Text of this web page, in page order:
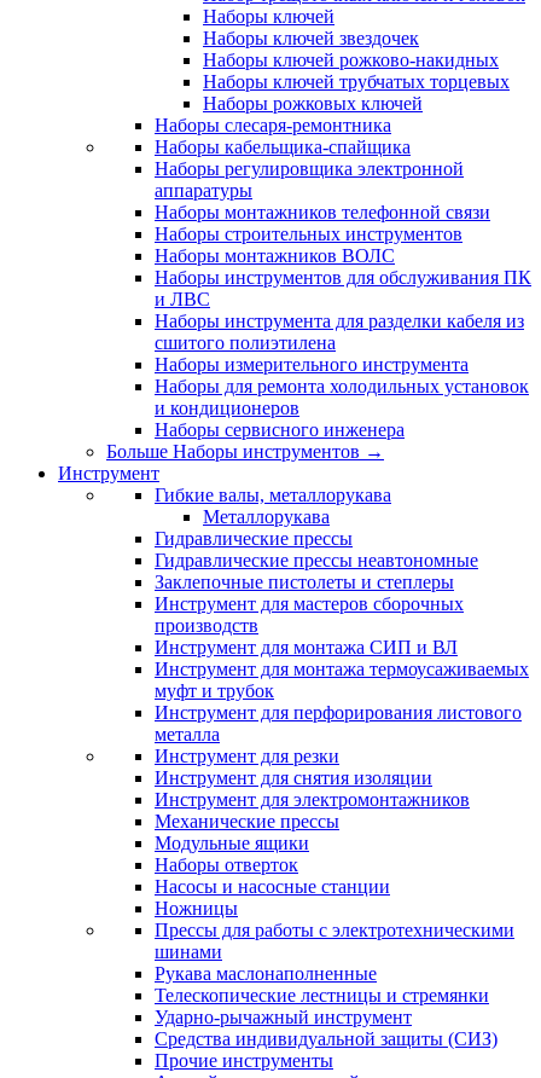
Наборы ключей
Наборы ключей звездочек
Наборы ключей рожково-накидных
Наборы ключей трубчатых торцевых
Наборы рожковых ключей
Наборы слесаря-ремонтника
Наборы кабельщика-спайщика
Наборы регулировщика электронной
аппаратуры
Наборы монтажников телефонной связи
Наборы строительных инструментов
Наборы монтажников ВОЛС
Наборы инструментов для обслуживания ПК
и ЛВС
Наборы инструмента для разделки кабеля из
сшитого полиэтилена
Наборы измерительного инструмента
Наборы для ремонта холодильных установок
и кондиционеров
Наборы сервисного инженера
Больше Наборы инструментов →
Инструмент
Гибкие валы, металлорукава
Металлорукава
Гидравлические прессы
Гидравлические прессы неавтономные
Заклепочные пистолеты и степлеры
Инструмент для мастеров сборочных
производств
Инструмент для монтажа СИП и ВЛ
Инструмент для монтажа термоусаживаемых
муфт и трубок
Инструмент для перфорирования листового
металла
Инструмент для резки
Инструмент для снятия изоляции
Инструмент для электромонтажников
Механические прессы
Модульные ящики
Наборы отверток
Насосы и насосные станции
Ножницы
Прессы для работы с электротехническими
шинами
Рукава маслонаполненные
Телескопические лестницы и стремянки
Ударно-рычажный инструмент
Средства индивидуальной защиты (СИЗ)
Прочие инструменты